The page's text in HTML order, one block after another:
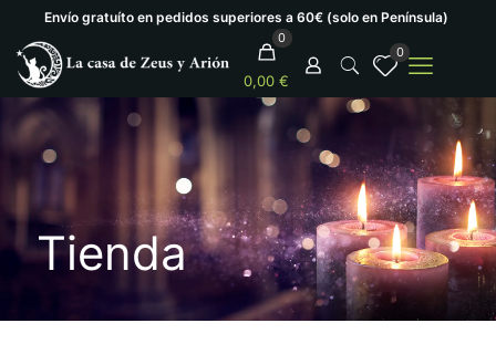
Envío gratuíto en pedidos superiores a 60€ (solo en Península)
0
0,00 €
0
Tienda